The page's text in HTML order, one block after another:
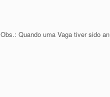
Obs.: Quando uma Vaga tiver sido